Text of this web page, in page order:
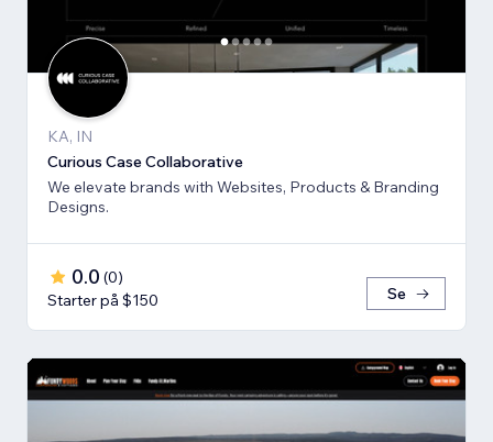
KA, IN
Curious Case Collaborative
We elevate brands with Websites, Products & Branding
Designs.
0.0 (0)
Starter på $150
Se